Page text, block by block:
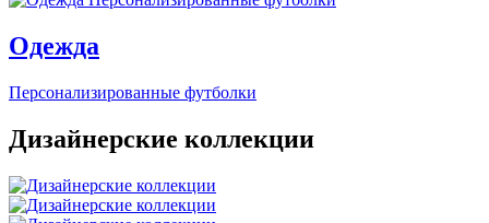
Одежда
Персонализированные футболки
Дизайнерские коллекции